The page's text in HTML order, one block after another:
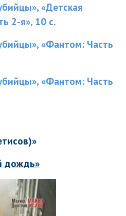
«Детская
2-я», 10 с.
«Фантом: Часть
«Фантом: Часть
дождь»